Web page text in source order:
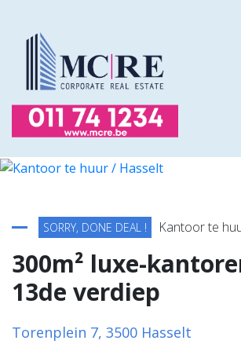
Terug naar overzicht
SORRY, DONE DEAL ! Kantoor te
300m² luxe-
13de verdiep
Torenplein 7, 3500 Hasselt